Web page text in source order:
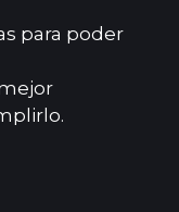
para poder